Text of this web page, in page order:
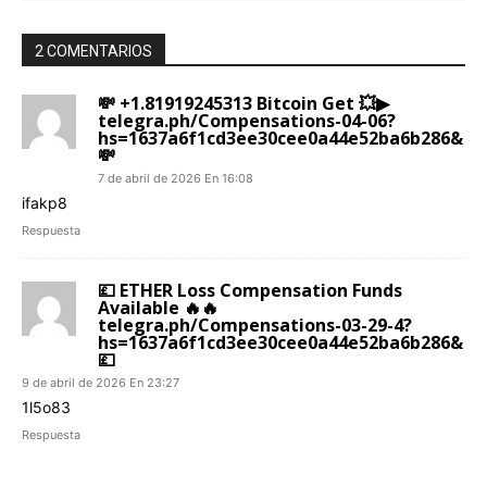
2 COMENTARIOS
💸 +1.81919245313 Вitсоin Get 💥▶
telegra.ph/Compensations-04-06?
hs=1637a6f1cd3ee30cee0a44e52ba6b286&
💸
7 de abril de 2026 En 16:08
ifakp8
Respuesta
💷 ETHER Loss Compensation Funds
Available 🔥🔥
telegra.ph/Compensations-03-29-4?
hs=1637a6f1cd3ee30cee0a44e52ba6b286&
💷
9 de abril de 2026 En 23:27
1l5o83
Respuesta